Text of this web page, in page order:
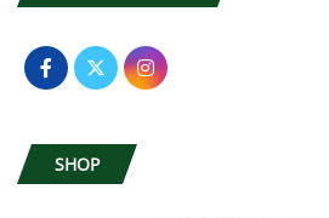
SHOP